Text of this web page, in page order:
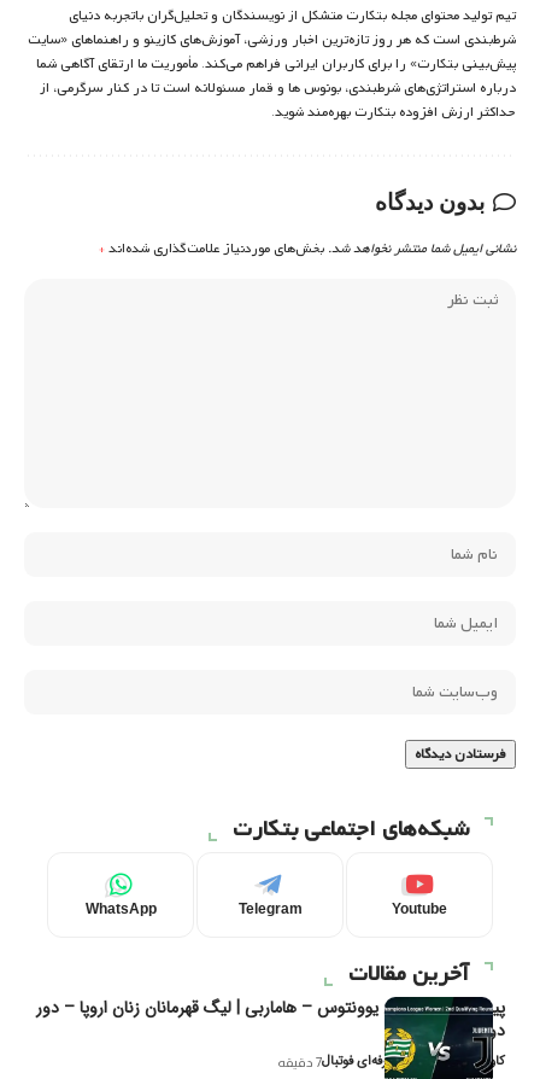
تیم تولید محتوای مجله بتکارت متشکل از نویسندگان و تحلیل‌گران باتجربه دنیای
شرط‌بندی است که هر روز تازه‌ترین اخبار ورزشی، آموزش‌های کازینو و راهنماهای «سایت
پیش‌بینی بتکارت» را برای کاربران ایرانی فراهم می‌کند. مأموریت ما ارتقای آگاهی شما
درباره استراتژی‌های شرطبندی، بونوس ها و قمار مسئولانه است تا در کنار سرگرمی، از
حداکثر ارزش افزوده بتکارت بهره‌مند شوید.
بدون دیدگاه
نشانی ایمیل شما منتشر نخواهد شد. بخش‌های موردنیاز علامت‌گذاری شده‌اند*
شبکه‌های اجتماعی بتکارت
Youtube
Telegram
WhatsApp
آخرین مقالات
پیش‌بینی و تحلیل یوونتوس – هاماربی | لیگ قهرمانان زنان اروپا – دور
دوم مرحله
کاوه نیک‌فر، تحلیل‌گر حرفه‌ای فوتبال7 دقیقه